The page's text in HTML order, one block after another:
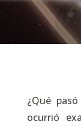
¿Qué
ocurrió